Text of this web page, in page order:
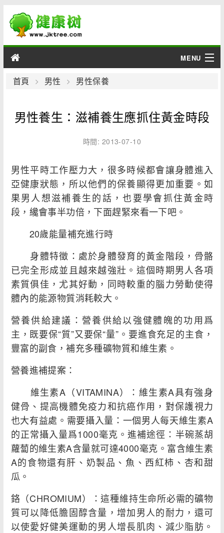
MENU
男性
綜合
疾病
首頁 男性 男性保養
男性養生：滋補養生應抓住黃金時段
時間: 2013-07-10
男性平時工作壓力大，很多時候都會讓身體進入
亞健康狀態，所以他們的保養顯得更加重要。如
果男人想滋補養生的話，也要學會抓住黃金時
段，纔會事半功倍，下面趕緊來看一下吧。
20歲能量補充進行時
身體特徵：處於身體發育的黃金階段，骨骼
已完全形成並且越來越強壯。這個時期男人各項
素質俱佳，尤其好動，同時較重的腦力勞動使得
體內的能源物質消耗較大。
營養供給建議：營養供給以強健體魄的功用爲
主，既要保“質”又要保“量”。要進食充足的主食，
豐富的副食，補充多種礦物質和維生素。
營養進補提案：
維生素A（VITAMINA）：維生素A具有強身
健骨、提高機體免疫力和抗癌作用，對保護視力
也大有益處。需要攝入量：一個男人每天維生素A
的正常攝入量爲1000毫克。進補途徑：半碗蒸胡
蘿蔔的維生素A含量就可達4000毫克。富含維生素
A的食物還有肝、奶製品、魚、西紅柿、杏和甜
瓜。
鉻（CHROMIUM）：這種維持生命所必需的礦物
質可以降低膽固醇含量，增加男人的耐力，還可
以使愛好健美運動的男人增長肌肉、減少脂肪。